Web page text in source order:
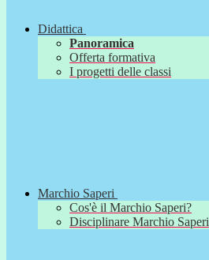
Didattica
Panoramica
Offerta formativa
I progetti delle classi
Marchio Saperi
Cos'è il Marchio Saperi?
Disciplinare Marchio Saperi